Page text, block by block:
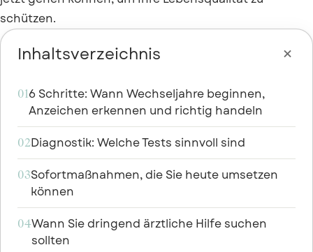
schützen.
Inhaltsverzeichnis 
016 Schritte: Wann Wechseljahre beginnen,
Anzeichen erkennen und richtig handeln
02Diagnostik: Welche Tests sinnvoll sind
03Sofortmaßnahmen, die Sie heute umsetzen
können
04Wann Sie dringend ärztliche Hilfe suchen
sollten